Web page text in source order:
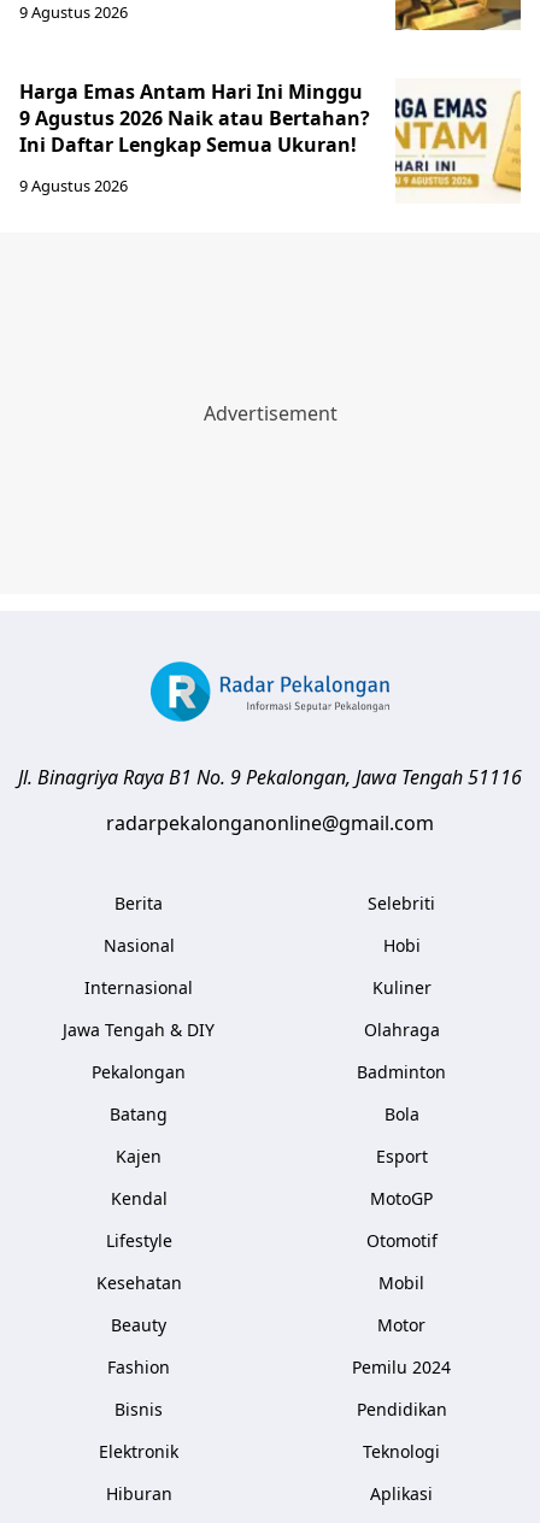
9 Agustus 2026
Harga Emas Antam Hari Ini Minggu
9 Agustus 2026 Naik atau Bertahan?
Ini Daftar Lengkap Semua Ukuran!
9 Agustus 2026
Jl. Binagriya Raya B1 No. 9Pekalongan, Jawa Tengah51116
radarpekalonganonline@gmail.com
Berita
Nasional
Internasional
Jawa Tengah & DIY
Pekalongan
Batang
Kajen
Kendal
Lifestyle
Kesehatan
Beauty
Fashion
Bisnis
Elektronik
Hiburan
Selebriti
Hobi
Kuliner
Olahraga
Badminton
Bola
Esport
MotoGP
Otomotif
Mobil
Motor
Pemilu 2024
Pendidikan
Teknologi
Aplikasi